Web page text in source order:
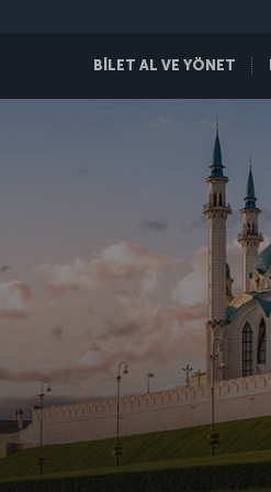
BİLET AL VE YÖNET